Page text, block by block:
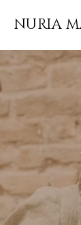
NURIA